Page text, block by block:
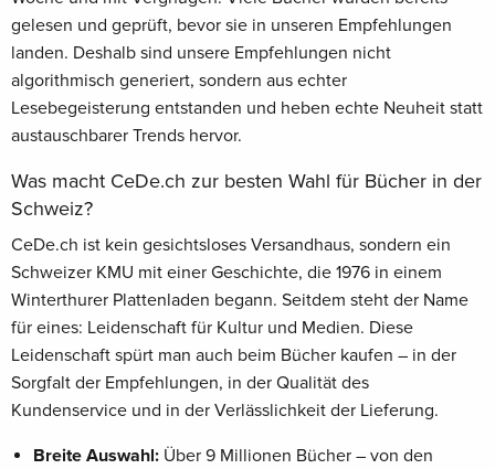
gelesen und geprüft, bevor sie in unseren Empfehlungen
landen. Deshalb sind unsere Empfehlungen nicht
algorithmisch generiert, sondern aus echter
Lesebegeisterung entstanden und heben echte Neuheit statt
austauschbarer Trends hervor.
Was macht CeDe.ch zur besten Wahl für Bücher in der
Schweiz?
CeDe.ch ist kein gesichtsloses Versandhaus, sondern ein
Schweizer KMU mit einer Geschichte, die 1976 in einem
Winterthurer Plattenladen begann. Seitdem steht der Name
für eines: Leidenschaft für Kultur und Medien. Diese
Leidenschaft spürt man auch beim Bücher kaufen – in der
Sorgfalt der Empfehlungen, in der Qualität des
Kundenservice und in der Verlässlichkeit der Lieferung.
Breite Auswahl: Über 9 Millionen Bücher – von den